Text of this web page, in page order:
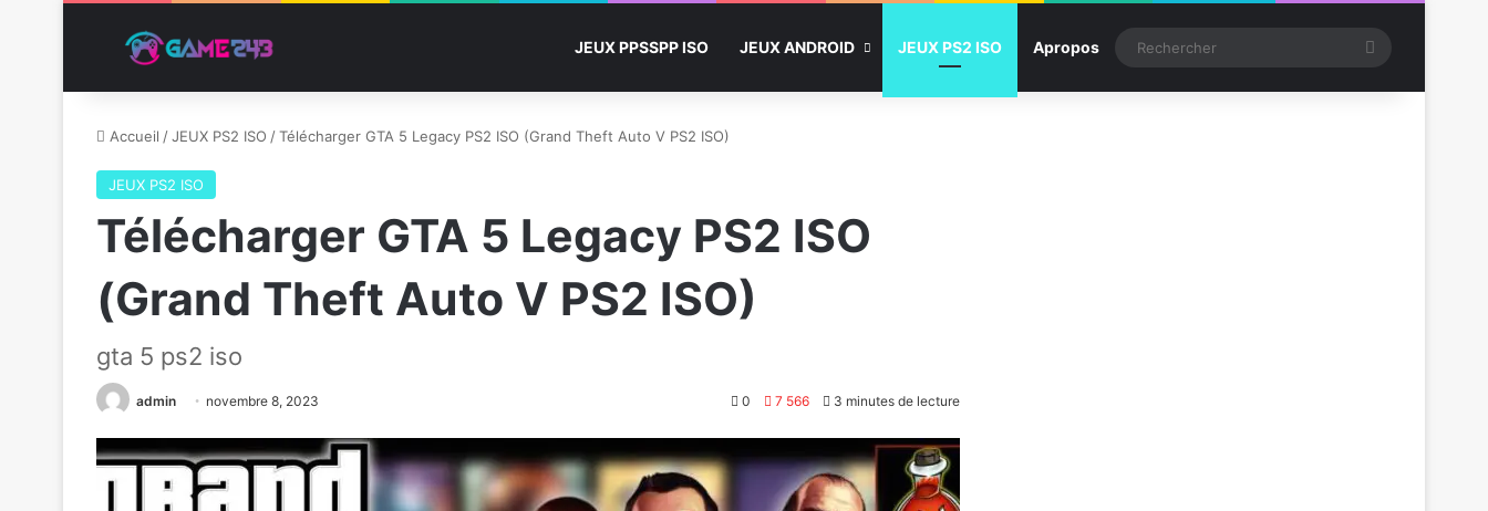
JEUX PPSSPP ISO JEUX ANDROID JEUX PS2 ISO Apropos Rechercher
Accueil /JEUX PS2 ISO /Télécharger GTA 5 Legacy PS2 ISO (Grand Theft Auto V PS2 ISO)
JEUX PS2 ISO
Télécharger GTA 5 Legacy PS2 ISO
(Grand Theft Auto V PS2 ISO)
gta 5 ps2 iso
admin novembre 8, 2023 0 7 566 3 minutes de lecture